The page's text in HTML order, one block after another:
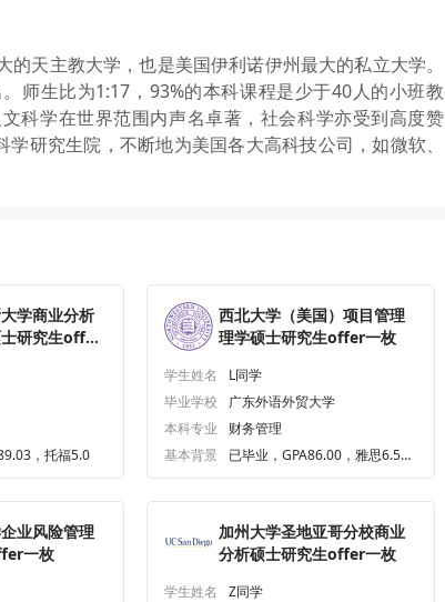
天主教大学，也是美国伊利诺伊州最大的私立大学。
师生比为1:17，93%的本科课程是少于40人的小班教
科学在世界范围内声名卓著，社会科学亦受到高度赞
研究生院，不断地为美国各大高科技公司，如微软、
学商业分析
研究生offer
，托福5.0
西北大学（美国）项目管理
理学硕士研究生offer一枚
学生姓名
L同学
毕业学校
广东外语外贸大学
本科专业
财务管理
基本背景
已毕业，GPA86.00，雅思6.5，
业风险管理
一枚
加州大学圣地亚哥分校商业
分析硕士研究生offer一枚
学生姓名
Z同学